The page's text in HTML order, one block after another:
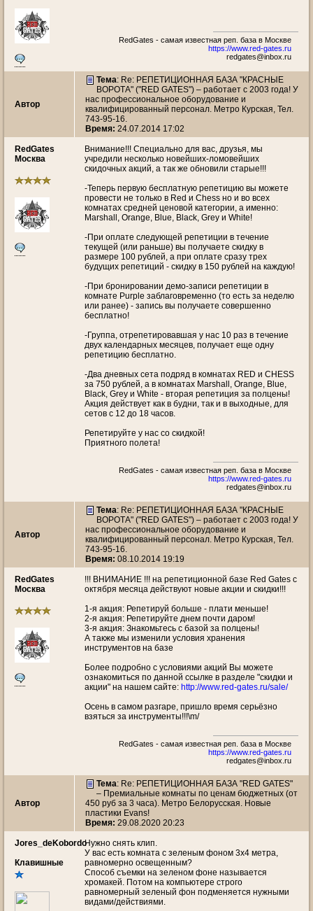
RedGates - самая известная реп. база в Москве
https://www.red-gates.ru
redgates@inbox.ru
Автор
Тема: Re: РЕПЕТИЦИОННАЯ БАЗА "КРАСНЫЕ
ВОРОТА" ("RED GATES") – работает с 2003 года! У
нас профессиональное оборудование и
квалифицированный персонал. Метро Курская, Тел.
743-95-16.
Время: 24.07.2014 17:02
RedGates
Москва
Внимание!!! Специально для вас, друзья, мы
учредили несколько новейших-ломовейших
скидочных акций, а так же обновили старые!!!
-Теперь первую бесплатную репетицию вы можете
провести не только в Red и Chess но и во всех
комнатах средней ценовой категории, а именно:
Marshall, Orange, Blue, Black, Grey и White!
-При оплате следующей репетиции в течение
текущей (или раньше) вы получаете скидку в
размере 100 рублей, а при оплате сразу трех
будущих репетиций - скидку в 150 рублей на каждую!
-При бронировании демо-записи репетиции в
комнате Purple заблаговременно (то есть за неделю
или ранее) - запись вы получаете совершенно
бесплатно!
-Группа, отрепетировавшая у нас 10 раз в течение
двух календарных месяцев, получает еще одну
репетицию бесплатно.
-Два дневных сета подряд в комнатах RED и CHESS
за 750 рублей, а в комнатах Marshall, Orange, Blue,
Black, Grey и White - вторая репетиция за полцены!
Акция действует как в будни, так и в выходные, для
сетов с 12 до 18 часов.
Репетируйте у нас со скидкой!
Приятного полета!
RedGates - самая известная реп. база в Москве
https://www.red-gates.ru
redgates@inbox.ru
Автор
Тема: Re: РЕПЕТИЦИОННАЯ БАЗА "КРАСНЫЕ
ВОРОТА" ("RED GATES") – работает с 2003 года! У
нас профессиональное оборудование и
квалифицированный персонал. Метро Курская, Тел.
743-95-16.
Время: 08.10.2014 19:19
RedGates
Москва
!!! ВНИМАНИЕ !!! на репетиционной базе Red Gates с
октября месяца действуют новые акции и скидки!!!
1-я акция: Репетируй больше - плати меньше!
2-я акция: Репетируйте днем почти даром!
3-я акция: Знакомьтесь с базой за полцены!
А также мы изменили условия хранения
инструментов на базе
Более подробно с условиями акций Вы можете
ознакомиться по данной ссылке в разделе "скидки и
акции" на нашем сайте: http://www.red-gates.ru/sale/
Осень в самом разгаре, пришло время серьёзно
взяться за инструменты!!!\m/
RedGates - самая известная реп. база в Москве
https://www.red-gates.ru
redgates@inbox.ru
Автор
Тема: Re: РЕПЕТИЦИОННАЯ БАЗА "RED GATES"
– Премиальные комнаты по ценам бюджетных (от
450 руб за 3 часа). Метро Белорусская. Новые
пластики Evans!
Время: 29.08.2020 20:23
Jores_deKobordo
Клавишные
Нужно снять клип.
У вас есть комната с зеленым фоном 3х4 метра,
равномерно освещенным?
Способ съемки на зеленом фоне называется
хромакей. Потом на компьютере строго
равномерный зеленый фон подменяется нужными
видами/действиями.